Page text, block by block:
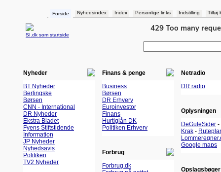
Forside Nyhedsindex Index Personlige links Indstilling Tilføj
SI.dk som startside
Nyheder
BT Nyheder
Berlingske
Børsen
CNN - International
DR Nyheder
Ekstra Bladet
Fyens Stiftstidende
Information
JP Nyheder
Nyhedsavis
Politiken
TV2 Nyheder
Finans & penge
Business
Børsen
DR Erhverv
Euroinvestor
Finans
Hurtiglån DK
Politiken Erhverv
Forbrug
Forbrug.dk
Netradio
DR radio
Oplysningen
DeGuleSider -
Krak -
Google maps
Opslagsbøger